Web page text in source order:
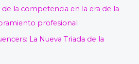
la competencia en la era de la
profesional
La Nueva Triada de la